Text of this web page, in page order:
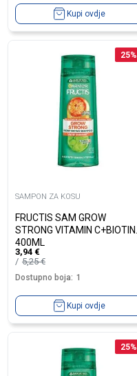
Kupi ovdje
25%
SAMPON ZA KOSU
FRUCTIS SAM GROW
STRONG VITAMIN C+BIOTIN
400ML
3,94 €
5,25€
Dostupno boja: 1
Kupi ovdje
25%